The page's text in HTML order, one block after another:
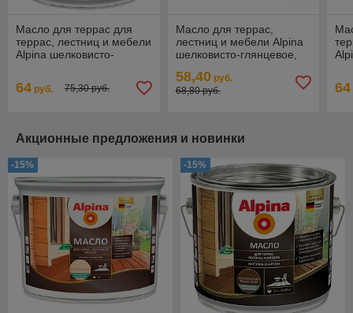
Масло для террас для
террас, лестниц и мебели
Alpina шелковисто-
макадамия 2 л. (1,8 кг.)
64 руб. 75,30 руб.
Масло для террас,
лестниц и мебели Alpina
шелковисто-глянцевое,
58,40руб.
68,80 руб.
64
Акционные предложения и новинки
-15% -15%